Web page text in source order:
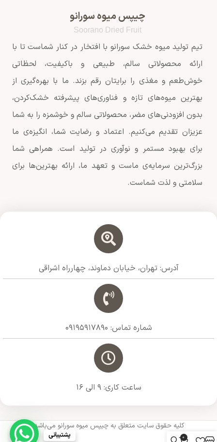
چیپس میوه سورانو
Soorano Dried Fruit
تیم تولید میوه خشک سورانو با افتخار در کنار شماست تا با
ارائه محصولاتی سالم، طبیعی و باکیفیت، لحظاتی
خوش‌طعم و مغذی را برایتان رقم بزند. ما با بهره‌گیری از
بهترین میوه‌های تازه و فناوری‌های پیشرفته خشک‌کردن،
بدون افزودنی‌های مضر، محصولاتی سالم و خوشمزه را به شما
عزیزان تقدیم می‌کنیم. اعتماد و رضایت شما، انگیزه‌ی ما
برای بهبود مستمر و نوآوری در تولید است. همراهی شما
بزرگ‌ترین سرمایه‌ی ماست و تعهد ما، ارائه بهترین‌ها برای
سلامتی و لذت شماست.
آدرس: تهران، خیابان دماوند، چهارراه اشراقی
شماره تماس: 09195917890
ساعت کاری: 9 الی 16
کلیه حقوق سایت متعلق به چیپس میوه سورانو می‌باشد.
پشتیبانی 0